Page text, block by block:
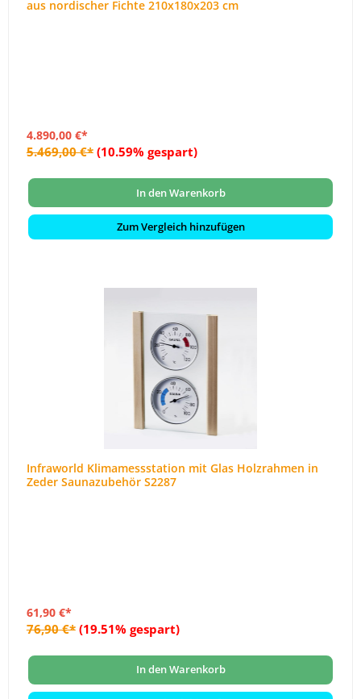
aus nordischer Fichte 210x180x203 cm
4.890,00 €*
5.469,00 €* (10.59% gespart)
In den Warenkorb
Zum Vergleich hinzufügen
Infraworld Klimamessstation mit Glas Holzrahmen in
Zeder Saunazubehör S2287
61,90 €*
76,90 €* (19.51% gespart)
In den Warenkorb